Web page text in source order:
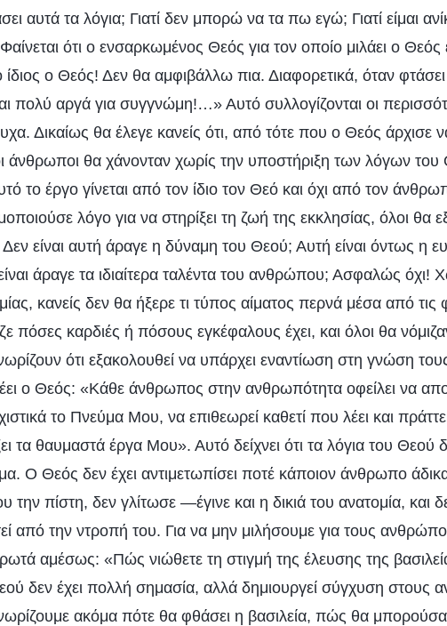
αυτά τα λόγια; Γιατί δεν μπορώ να τα πω εγώ; Γιατί είμαι
ότι ο ενσαρκωμένος Θεός για τον οποίο μιλάει ο Θεός
ίδιος ο Θεός! Δεν θα αμφιβάλλω πια. Διαφορετικά, όταν
πολύ αργά για συγγνώμη!…» Αυτό συλλογίζονται οι
Δικαίως θα έλεγε κανείς ότι, από τότε που ο Θεός άρχισε
άνθρωποι θα χάνονταν χωρίς την υποστήριξη των λόγων του
το έργο γίνεται από τον ίδιο τον Θεό και όχι από τον
λόγο για να στηρίξει τη ζωή της εκκλησίας, όλοι θα
Δεν είναι αυτή άραγε η δύναμη του Θεού; Αυτή είναι όντως η
άραγε τα ιδιαίτερα ταλέντα του ανθρώπου; Ασφαλώς όχι!
κανείς δεν θα ήξερε τι τύπος αίματος περνά μέσα από
πόσες καρδιές ή πόσους εγκέφαλους έχει, και όλοι θα
ότι εξακολουθεί να υπάρχει εναντίωση στη γνώση
ο Θεός: «Κάθε άνθρωπος στην ανθρωπότητα οφείλει να
το Πνεύμα Μου, να επιθεωρεί καθετί που λέει και
τα θαυμαστά έργα Μου». Αυτό δείχνει ότι τα λόγια του Θεού
Ο Θεός δεν έχει αντιμετωπίσει ποτέ κάποιον άνθρωπο
την πίστη, δεν γλίτωσε —έγινε και η δικιά του ανατομία, και
από την ντροπή του. Για να μην μιλήσουμε για τους
αμέσως: «Πώς νιώθετε τη στιγμή της έλευσης της
δεν έχει πολλή σημασία, αλλά δημιουργεί σύγχυση στους
ακόμα πότε θα φθάσει η βασιλεία, πώς θα